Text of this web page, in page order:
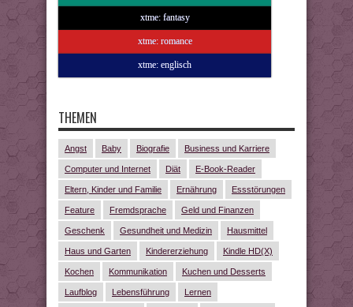
xtme: fantasy
xtme: romance
xtme: englisch
THEMEN
Angst Baby Biografie Business und Karriere
Computer und Internet Diät E-Book-Reader
Eltern, Kinder und Familie Ernährung Essstörungen
Feature Fremdsprache Geld und Finanzen
Geschenk Gesundheit und Medizin Hausmittel
Haus und Garten Kindererziehung Kindle HD(X)
Kochen Kommunikation Kuchen und Desserts
Laufblog Lebensführung Lernen